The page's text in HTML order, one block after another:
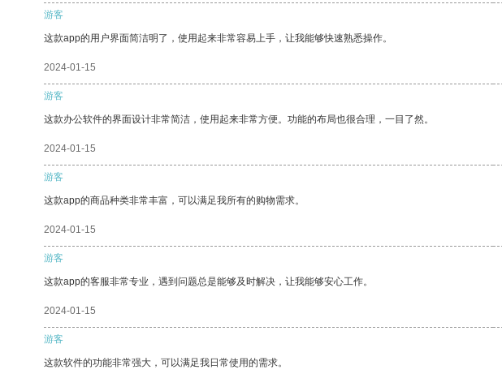
游客
这款app的用户界面简洁明了，使用起来非常容易上手，让我能够快速熟悉操作。
2024-01-15
游客
这款办公软件的界面设计非常简洁，使用起来非常方便。功能的布局也很合理，一目了然。
2024-01-15
游客
这款app的商品种类非常丰富，可以满足我所有的购物需求。
2024-01-15
游客
这款app的客服非常专业，遇到问题总是能够及时解决，让我能够安心工作。
2024-01-15
游客
这款软件的功能非常强大，可以满足我日常使用的需求。